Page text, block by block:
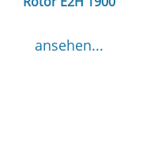
ansehen...